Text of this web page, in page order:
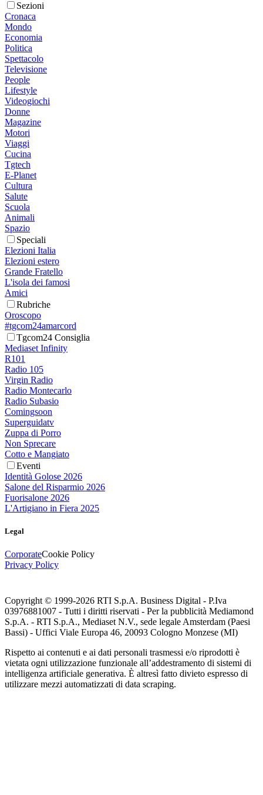
Sezioni
Cronaca
Mondo
Economia
Politica
Spettacolo
Televisione
People
Lifestyle
Videogiochi
Donne
Magazine
Motori
Viaggi
Cucina
Tgtech
E-Planet
Cultura
Salute
Scuola
Animali
Spazio
Speciali
Elezioni Italia
Elezioni estero
Grande Fratello
L'isola dei famosi
Amici
Rubriche
Oroscopo
#tgcom24amarcord
Tgcom24 Consiglia
Mediaset Infinity
R101
Radio 105
Virgin Radio
Radio Montecarlo
Radio Subasio
Comingsoon
Superguidatv
Zuppa di Porro
Non Sprecare
Cotto e Mangiato
Eventi
Identità Golose 2026
Salone del Risparmio 2026
Fuorisalone 2026
L'Artigiano in Fiera 2025
Legal
CorporateCookie Policy
Privacy Policy
Copyright © 1999-2026 RTI S.p.A. Business Digital - P.Iva
03976881007 - Tutti i diritti riservati - Per la pubblicità Mediamond
S.p.A. - RTI S.p.A., Mediaset N.V., sede legale Amsterdam (Paesi
Bassi) - Uffici Viale Europa 46, 20093 Cologno Monzese (MI)
Rispetto ai contenuti e ai dati personali trasmessi e/o riprodotti è
vietata ogni utilizzazione funzionale all’addestramento di sistemi di
intelligenza artificiale generativa. È altresì fatto divieto espresso di
utilizzare mezzi automatizzati di data scraping.